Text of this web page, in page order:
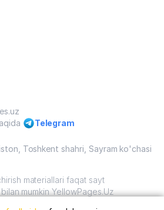
Telegram
Toshkent shahri, Sayram ko'chasi
materiallari faqat sayt
mumkin YellowPages.Uz